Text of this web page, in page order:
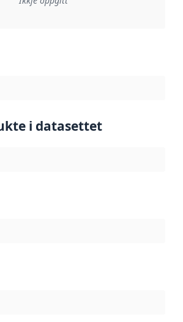
Referanse til ei implementeringsregel eller
i datasettet